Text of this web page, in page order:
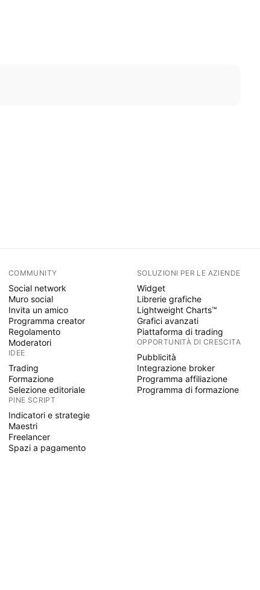
COMMUNITY
Social network
Muro social
Invita un amico
Programma creator
Regolamento
Moderatori
IDEE
Trading
Formazione
Selezione editoriale
PINE SCRIPT
Indicatori e strategie
Maestri
Freelancer
Spazi a pagamento
SOLUZIONI PER LE AZIENDE
Widget
Librerie grafiche
Lightweight Charts™
Grafici avanzati
Piattaforma di trading
OPPORTUNITÀ DI CRESCITA
Pubblicità
Integrazione broker
Programma affiliazione
Programma di formazione